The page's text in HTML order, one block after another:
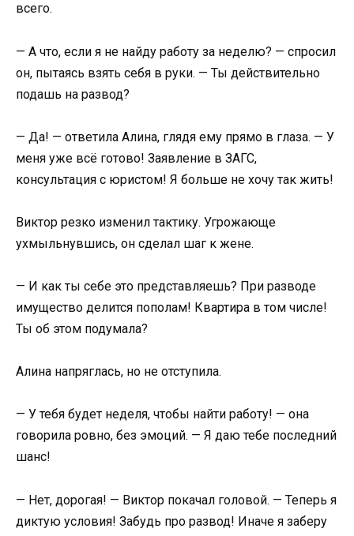
всего.
— А что, если я не найду работу за неделю? — спросил
он, пытаясь взять себя в руки. — Ты действительно
подашь на развод?
— Да! — ответила Алина, глядя ему прямо в глаза. — У
меня уже всё готово! Заявление в ЗАГС,
консультация с юристом! Я больше не хочу так жить!
Виктор резко изменил тактику. Угрожающе
ухмыльнувшись, он сделал шаг к жене.
— И как ты себе это представляешь? При разводе
имущество делится пополам! Квартира в том числе!
Ты об этом подумала?
Алина напряглась, но не отступила.
— У тебя будет неделя, чтобы найти работу! — она
говорила ровно, без эмоций. — Я даю тебе последний
шанс!
— Нет, дорогая! — Виктор покачал головой. — Теперь я
диктую условия! Забудь про развод! Иначе я заберу